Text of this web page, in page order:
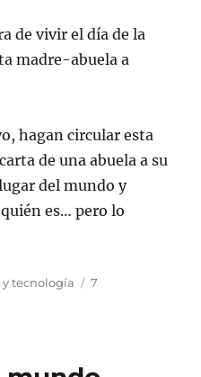
de vivir el día de la
madre-abuela a
hagan circular esta
de una abuela a su
del mundo y
es… pero lo
tecnología
7